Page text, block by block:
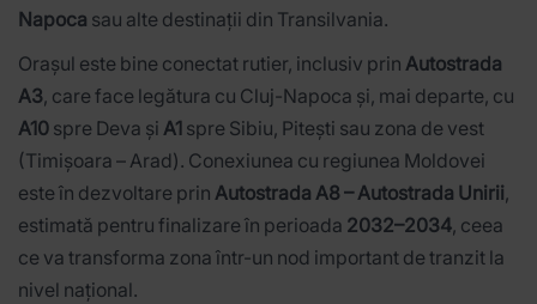
Napoca sau alte destinații din Transilvania.
Orașul este bine conectat rutier, inclusiv prin Autostrada
A3, care face legătura cu Cluj-Napoca și, mai departe, cu
A10 spre Deva și A1 spre Sibiu, Pitești sau zona de vest
(Timișoara – Arad). Conexiunea cu regiunea Moldovei
este în dezvoltare prin Autostrada A8 – Autostrada Unirii,
estimată pentru finalizare în perioada 2032–2034, ceea
ce va transforma zona într-un nod important de tranzit la
nivel național.